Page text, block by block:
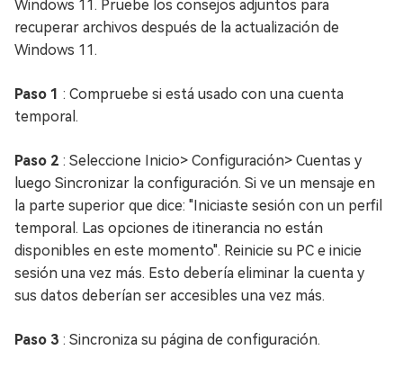
Windows 11. Pruebe los consejos adjuntos para
recuperar archivos después de la actualización de
Windows 11.
Paso 1 : Compruebe si está usado con una cuenta
temporal.
Paso 2 : Seleccione Inicio> Configuración> Cuentas y
luego Sincronizar la configuración. Si ve un mensaje en
la parte superior que dice: "Iniciaste sesión con un perfil
temporal. Las opciones de itinerancia no están
disponibles en este momento". Reinicie su PC e inicie
sesión una vez más. Esto debería eliminar la cuenta y
sus datos deberían ser accesibles una vez más.
Paso 3 : Sincroniza su página de configuración.